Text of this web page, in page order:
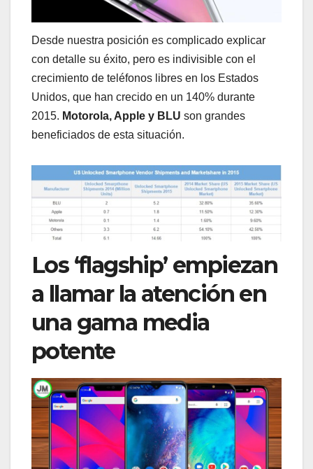
Desde nuestra posición es complicado explicar
con detalle su éxito, pero es indivisible con el
crecimiento de teléfonos libres en los Estados
Unidos, que han crecido en un 140% durante
2015. Motorola, Apple y BLU son grandes
beneficiados de esta situación.
Los ‘flagship’ empiezan
a llamar la atención en
una gama media
potente